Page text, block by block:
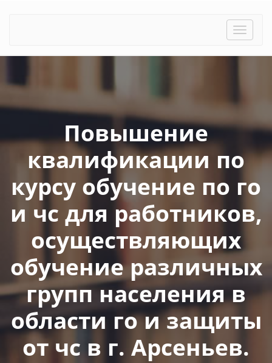
Toggle
Повышение
квалификации по
курсу обучение по го
и чс для работников,
осуществляющих
обучение различных
групп населения в
области го и защиты
от чс в г. Арсеньев.